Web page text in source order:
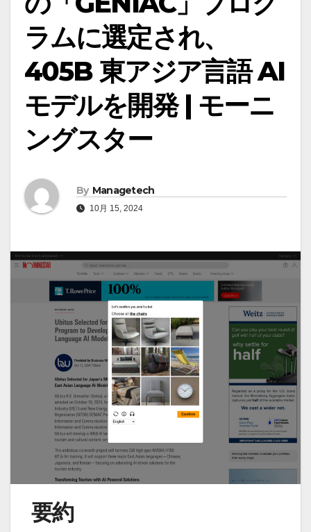
ラムに選定され、
405B 東アジア言語 AI
モデルを開発 | モーニ
ングスター
By Managetech
10月 15, 2024
要約